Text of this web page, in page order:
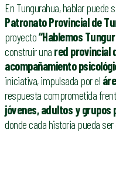
En Tungurahua, hablar puede
Patronato Provincial de
proyecto“Hablemos
construir una red provincial
acompañamiento
iniciativa, impulsada por el
respuesta comprometida
jóvenes, adultos y grupos
donde cada historia pueda